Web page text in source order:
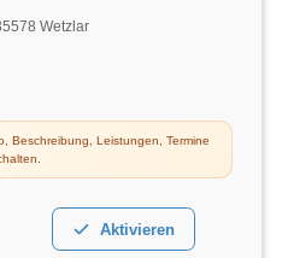
Wetzlar
Beschreibung, Leistungen, Termine
Aktivieren